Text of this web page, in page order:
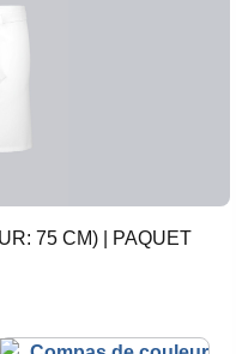
75 CM) | PAQUET